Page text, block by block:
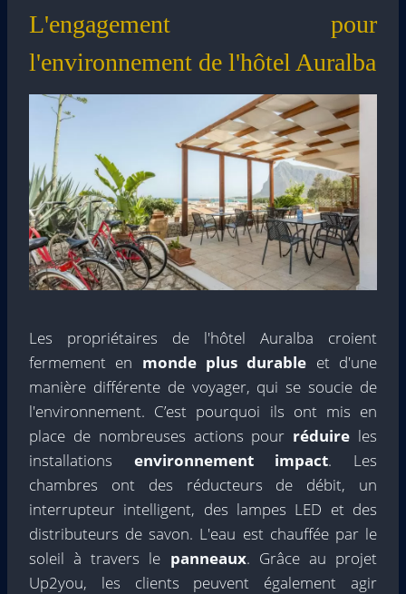
L'engagement pour
l'environnement de l'hôtel Auralba
Les propriétaires de l'hôtel Auralba croient
fermement en monde plus durable et d'une
manière différente de voyager, qui se soucie de
l'environnement. C’est pourquoi ils ont mis en
place de nombreuses actions pour réduire les
installations environnement impact. Les
chambres ont des réducteurs de débit, un
interrupteur intelligent, des lampes LED et des
distributeurs de savon. L'eau est chauffée par le
soleil à travers le panneaux. Grâce au projet
Up2you, les clients peuvent également agir